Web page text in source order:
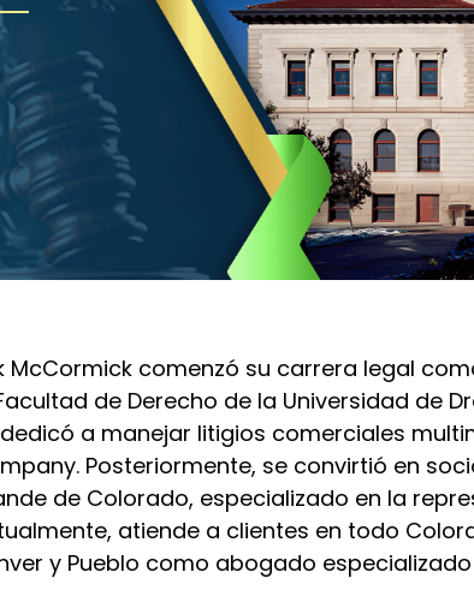
McCormick comenzó su carrera legal
de Derecho de la Universidad de
a manejar litigios comerciales
Posteriormente, se convirtió en
de Colorado, especializado en la
atiende a clientes en todo
y Pueblo como abogado